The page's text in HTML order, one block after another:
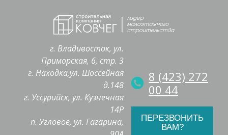
г. Владивосток, ул.
Приморская, 6, стр. 3
г. Находка,ул. Шоссейная
д.148
г. Уссурийск, ул. Кузнечная
14Р
п. Угловое, ул. Гагарина,
8 (423) 272
00 44
ПЕРЕЗВОНИТЬ
ВАМ?